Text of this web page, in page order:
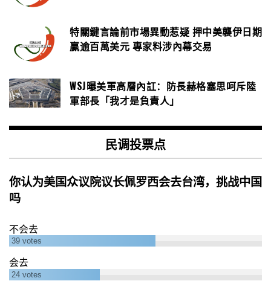
特關鍵言論前市場異動惹疑 押中美襲伊日期
贏逾百萬美元 專家料涉內幕交易
WSJ曝美軍高層內訌：防長赫格塞思呵斥陸
軍部長「我才是負責人」
民调投票点
你认为美国众议院议长佩罗西会去台湾，挑战中国
吗
不会去
39 votes
会去
24 votes